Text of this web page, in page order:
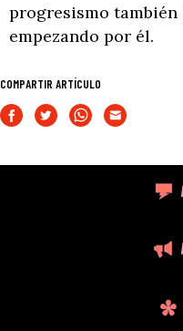
progresismo también
empezando por él.
COMPARTIR ARTÍCULO